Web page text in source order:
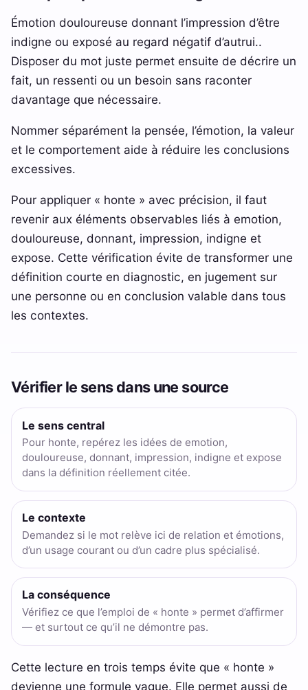
Émotion douloureuse donnant l’impression d’être
indigne ou exposé au regard négatif d’autrui..
Disposer du mot juste permet ensuite de décrire un
fait, un ressenti ou un besoin sans raconter
davantage que nécessaire.
Nommer séparément la pensée, l’émotion, la valeur
et le comportement aide à réduire les conclusions
excessives.
Pour appliquer « honte » avec précision, il faut
revenir aux éléments observables liés à emotion,
douloureuse, donnant, impression, indigne et
expose. Cette vérification évite de transformer une
définition courte en diagnostic, en jugement sur
une personne ou en conclusion valable dans tous
les contextes.
Vérifier le sens dans une source
Le sens central
Pour honte, repérez les idées de emotion,
douloureuse, donnant, impression, indigne et expose
dans la définition réellement citée.
Le contexte
Demandez si le mot relève ici de relation et émotions,
d’un usage courant ou d’un cadre plus spécialisé.
La conséquence
Vérifiez ce que l’emploi de « honte » permet d’affirmer
— et surtout ce qu’il ne démontre pas.
Cette lecture en trois temps évite que « honte »
devienne une formule vague. Elle permet aussi de